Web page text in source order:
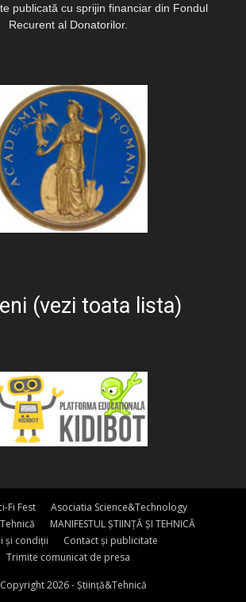
publicată cu sprijin financiar din Fondul
Recurent al Donatorilor.
(vezi toata lista)
Fi Fest
Asociatia Science&Technology
MANIFESTUL ȘTIINȚĂ ȘI TEHNICĂ
și condiții
Contact și publicitate
Trimite comunicat de presa
2026 - Știință&Tehnică